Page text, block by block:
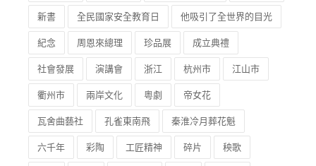
新書 全民國家安全教育日 他吸引了全世界的目光
紀念 周恩來總理 珍品展 成立典禮
社會發展 演講會 浙江 杭州市 江山市
衢州市 兩岸文化 粵劇 帝女花
瓦舍曲藝社 孔雀東南飛 秦淮冷月葬花魁
六千年 彩陶 工匠精神 碎片 秧歌